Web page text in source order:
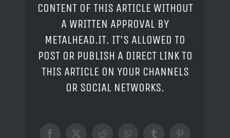
CONTENT OF THIS ARTICLE WITHOUT
A WRITTEN APPROVAL BY
METALHEAD.IT. IT'S ALLOWED TO
POST OR PUBLISH A DIRECT LINK TO
THIS ARTICLE ON YOUR CHANNELS
OR SOCIAL NETWORKS.